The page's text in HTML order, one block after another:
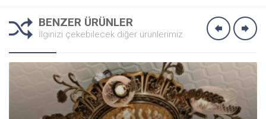
BENZER ÜRÜNLER
İlginizi çekebilecek diğer ürünlerimiz